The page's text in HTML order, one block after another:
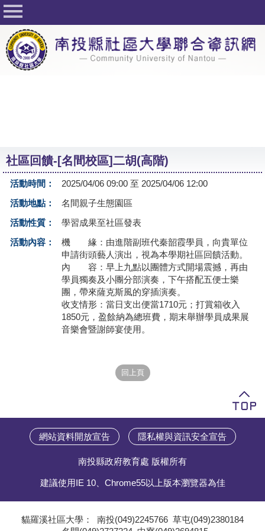
回首頁
關於社大
公佈欄
課程一覽表
志工與社團
友站連結
社區回饋-[名間校區]二胡(高階)
活動時間：
2025/04/06 09:00 至 2025/04/06 12:00
活動地點：
名間親子生態園區
活動性質：
學習成果至社區發表
活動內容：
機 緣：由進階副班代秦韶霞學員，向貴單位
申請街頭藝人演出，視為本學期社區回饋活動。
內 容：早上九點以團體方式開場震撼，再由
學員獨奏及小團分部演奏，下午搭配五便士樂
團，帶來薩克斯風的穿插演奏。
收支情形：當日支出便當1710元；打賞箱收入
1850元，盈餘納為總班費，期末舉辦學員成果展
音樂會暨謝師宴使用。
網站資料開放宣告 隱私權與資訊安全宣告
南投縣政府教育處 版權所有
建議使用IE 10、Chrome55以上版本瀏覽器為佳
貓羅溪社區大學： 南投(049)2245766 草屯(049)2380184